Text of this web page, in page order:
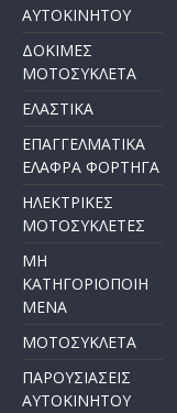
ΑΥΤΟΚΙΝΗΤΟΥ
ΔΟΚΙΜΕΣ
ΜΟΤΟΣΥΚΛΕΤΑ
ΕΛΑΣΤΙΚΑ
ΕΠΑΓΓΕΛΜΑΤΙΚΑ
ΕΛΑΦΡΑ ΦΟΡΤΗΓΑ
ΗΛΕΚΤΡΙΚΕΣ
ΜΟΤΟΣΥΚΛΕΤΕΣ
ΜΗ
ΚΑΤΗΓΟΡΙΟΠΟΙΗ
ΜΕΝΑ
ΜΟΤΟΣΥΚΛΕΤΑ
ΠΑΡΟΥΣΙΑΣΕΙΣ
ΑΥΤΟΚΙΝΗΤΟΥ